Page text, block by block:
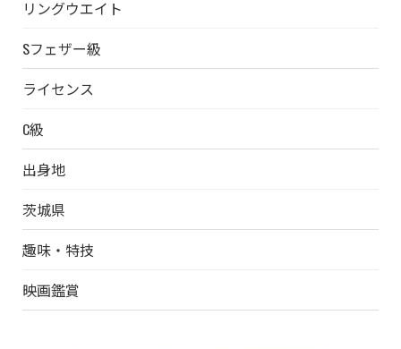
リングウエイト
Sフェザー級
ライセンス
C級
出身地
茨城県
趣味・特技
映画鑑賞